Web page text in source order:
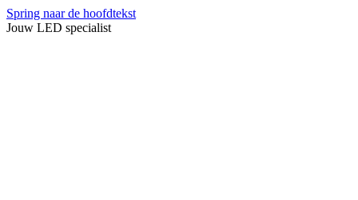
Spring naar de hoofdtekst
Jouw LED specialist